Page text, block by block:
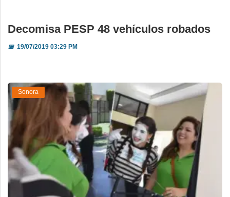
Decomisa PESP 48 vehículos robados
📅19/07/2019 03:29 PM
Sonora